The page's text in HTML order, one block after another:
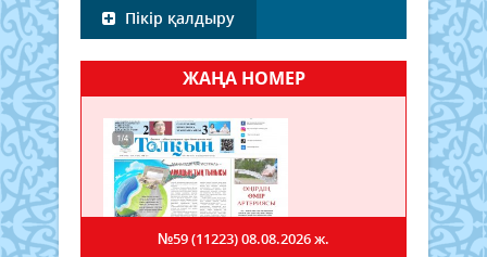
Пікір қалдыру
ЖАҢА НОМЕР
№59 (11223)08.08.2026 ж.